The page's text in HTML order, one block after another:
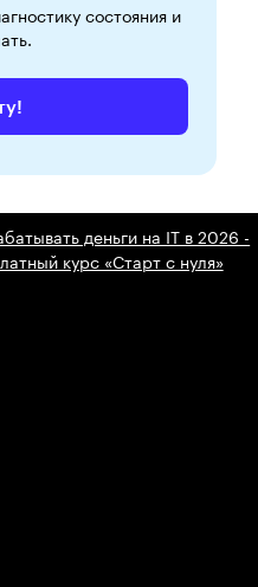
состояния и
деньги на IT в 2026 -
курс «Старт с нуля»